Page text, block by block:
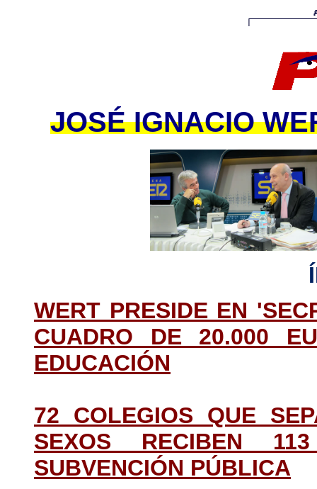
JOSÉ IGNACIO
WERT PRESIDE EN
CUADRO DE 20.000
EDUCACIÓN
72 COLEGIOS QUE
SEXOS RECIBEN
SUBVENCIÓN PÚBLICA